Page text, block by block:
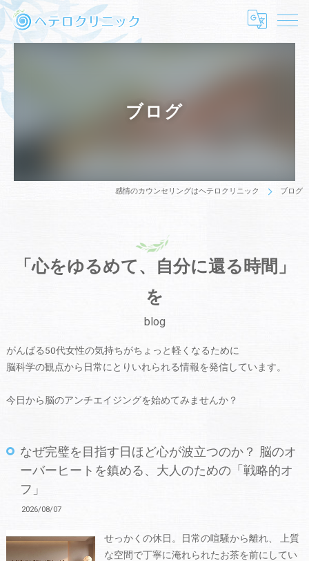
ブログ
感情のカウンセリングはヘテロクリニック ブログ
「心をゆるめて、自分に還る時間」
を
blog
がんばる50代女性の気持ちがちょっと軽くなるために
脳科学の観点から日常にとりいれられる情報を発信しています。
今日から脳のアンチエイジングを始めてみませんか？
なぜ完璧を目指す日ほど心が波立つのか？ 脳のオ
ーバーヒートを鎮める、大人のための「戦略的オ
フ」
2026/08/07
せっかくの休日。日常の喧騒から離れ、 上質
な空間で丁寧に淹れられたお茶を前にしてい